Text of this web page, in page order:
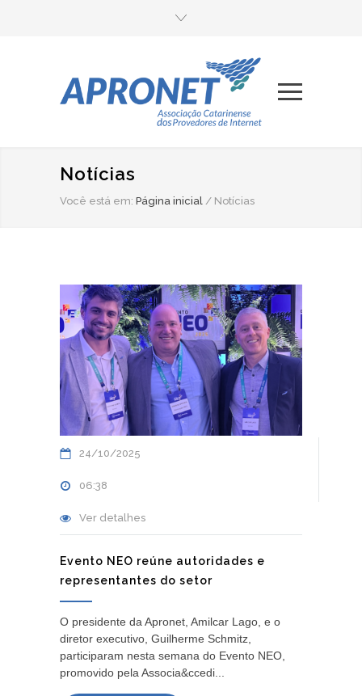
Notícias
Você está em: Página inicial / Notícias
24/10/2025
06:38
Ver detalhes
Evento NEO reúne autoridades e
representantes do setor
O presidente da Apronet, Amilcar Lago, e o
diretor executivo, Guilherme Schmitz,
participaram nesta semana do Evento NEO,
promovido pela Associa&ccedi...